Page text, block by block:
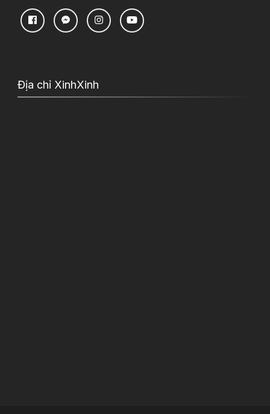
Địa chỉ XinhXinh